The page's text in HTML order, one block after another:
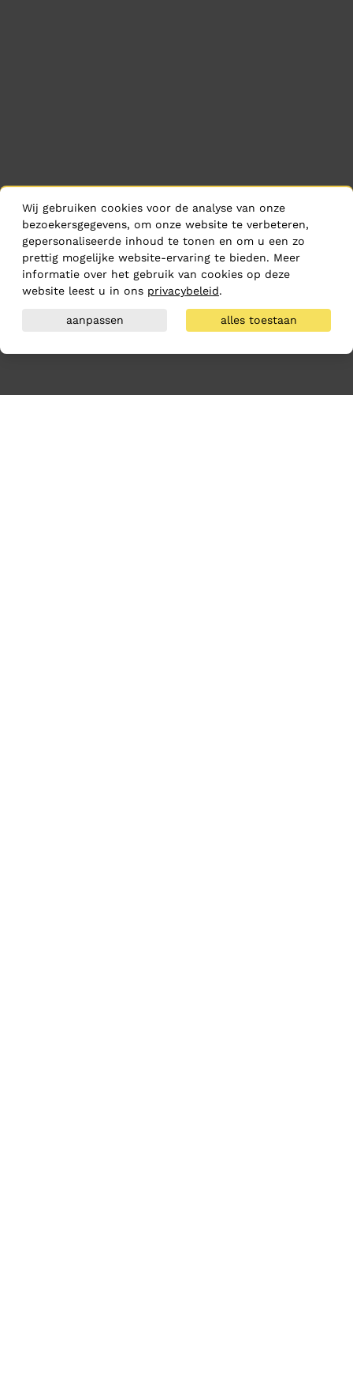
Wij gebruiken cookies voor de analyse van onze
bezoekersgegevens, om onze website te verbeteren,
gepersonaliseerde inhoud te tonen en om u een zo
prettig mogelijke website-ervaring te bieden. Meer
informatie over het gebruik van cookies op deze
website leest u in ons privacybeleid.
aanpassen alles toestaan